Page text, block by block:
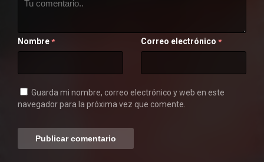
Nombre * Correo electrónico *
Guarda mi nombre, correo electrónico y web en este
navegador para la próxima vez que comente.